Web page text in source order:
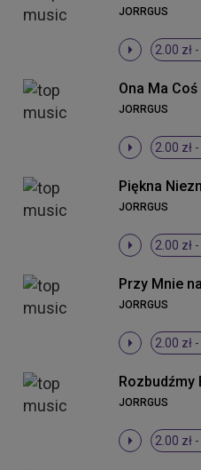
JORRGUS
2.00 zł -
JORRGUS
2.00 zł -
JORRGUS
2.00 zł -
JORRGUS
2.00 zł -
JORRGUS
2.00 zł -